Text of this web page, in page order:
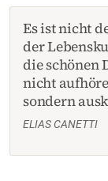
Es ist nicht
der
die schönen
nicht
sondern
ELIAS CANETTI